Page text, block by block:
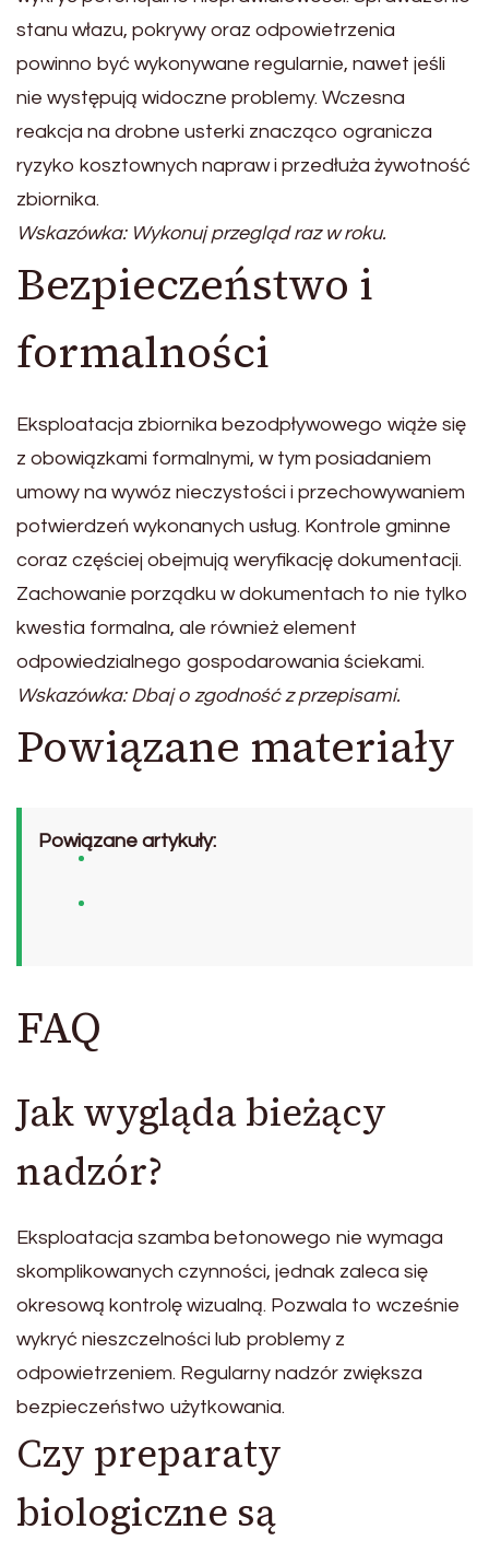
stanu włazu, pokrywy oraz odpowietrzenia
powinno być wykonywane regularnie, nawet jeśli
nie występują widoczne problemy. Wczesna
reakcja na drobne usterki znacząco ogranicza
ryzyko kosztownych napraw i przedłuża żywotność
zbiornika.
Wskazówka: Wykonuj przegląd raz w roku.
Bezpieczeństwo i
formalności
Eksploatacja zbiornika bezodpływowego wiąże się
z obowiązkami formalnymi, w tym posiadaniem
umowy na wywóz nieczystości i przechowywaniem
potwierdzeń wykonanych usług. Kontrole gminne
coraz częściej obejmują weryfikację dokumentacji.
Zachowanie porządku w dokumentach to nie tylko
kwestia formalna, ale również element
odpowiedzialnego gospodarowania ściekami.
Wskazówka: Dbaj o zgodność z przepisami.
Powiązane materiały
Powiązane artykuły:
FAQ
Jak wygląda bieżący
nadzór?
Eksploatacja szamba betonowego nie wymaga
skomplikowanych czynności, jednak zaleca się
okresową kontrolę wizualną. Pozwala to wcześnie
wykryć nieszczelności lub problemy z
odpowietrzeniem. Regularny nadzór zwiększa
bezpieczeństwo użytkowania.
Czy preparaty
biologiczne są